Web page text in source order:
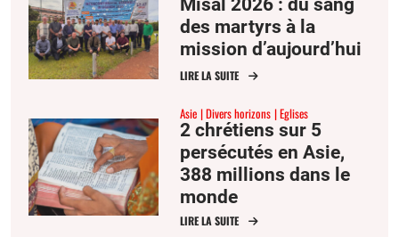
des martyrs à la
mission d’aujourd’hui
LIRE LA SUITE
Asie Divers horizons Eglises
2 chrétiens sur 5
persécutés en Asie,
388 millions dans le
monde
LIRE LA SUITE